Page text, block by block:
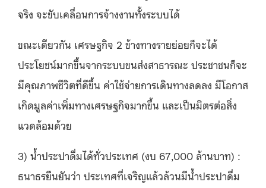
จริง จะขับเคลื่อนการจ้างงานทั้งระบบได้
ขณะเดียวกัน เศรษฐกิจ 2 ข้างทางรายย่อยก็จะได้
ประโยชน์มากขึ้นจากระบบขนส่งสาธารณะ ประชาชนก็จะ
มีคุณภาพชีวิตที่ดีขึ้น ค่าใช้จ่ายการเดินทางลดลง มีโอกาส
เกิดมูลค่าเพิ่มทางเศรษฐกิจมากขึ้น และเป็นมิตรต่อสิ่ง
แวดล้อมด้วย
3) น้ำประปาดื่มได้ทั่วประเทศ (งบ 67,000 ล้านบาท) :
ธนาธรยืนยันว่า ประเทศที่เจริญแล้วล้วนมีน้ำประปาดื่ม